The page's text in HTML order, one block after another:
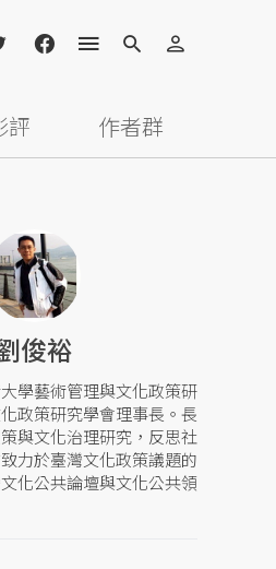
評 作者群
俊裕
學藝術管理與文化政策研
政策研究學會理事長。長
與文化治理研究，反思社
力於臺灣文化政策議題的
化公共論壇與文化公共領